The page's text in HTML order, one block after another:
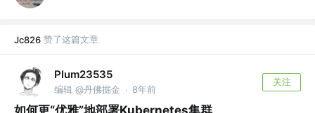
Jc826 赞了这篇文章
Plum23535
编辑 @丹佛掘金 · 8年前
关注